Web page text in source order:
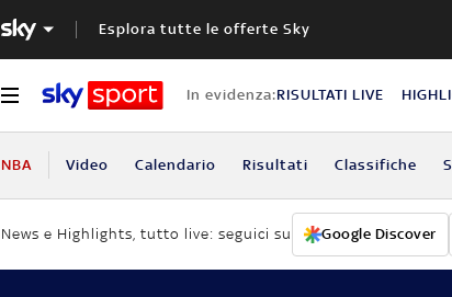
Esplora tutte le offerte Sky
In evidenza:RISULTATI LIVE
NBA Video Calendario Risultati Classifiche
News e Highlights, tutto live: seguici su Google Discover